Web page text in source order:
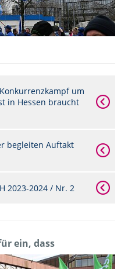
um
in Hessen braucht
begleiten Auftakt
2023-2024 / Nr. 2
ein, dass